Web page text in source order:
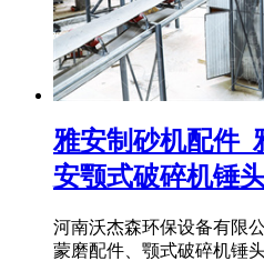
雅安制砂机配件_
安颚式破碎机锤
河南沃杰森环保设备有限
蒙磨配件、颚式破碎机锤